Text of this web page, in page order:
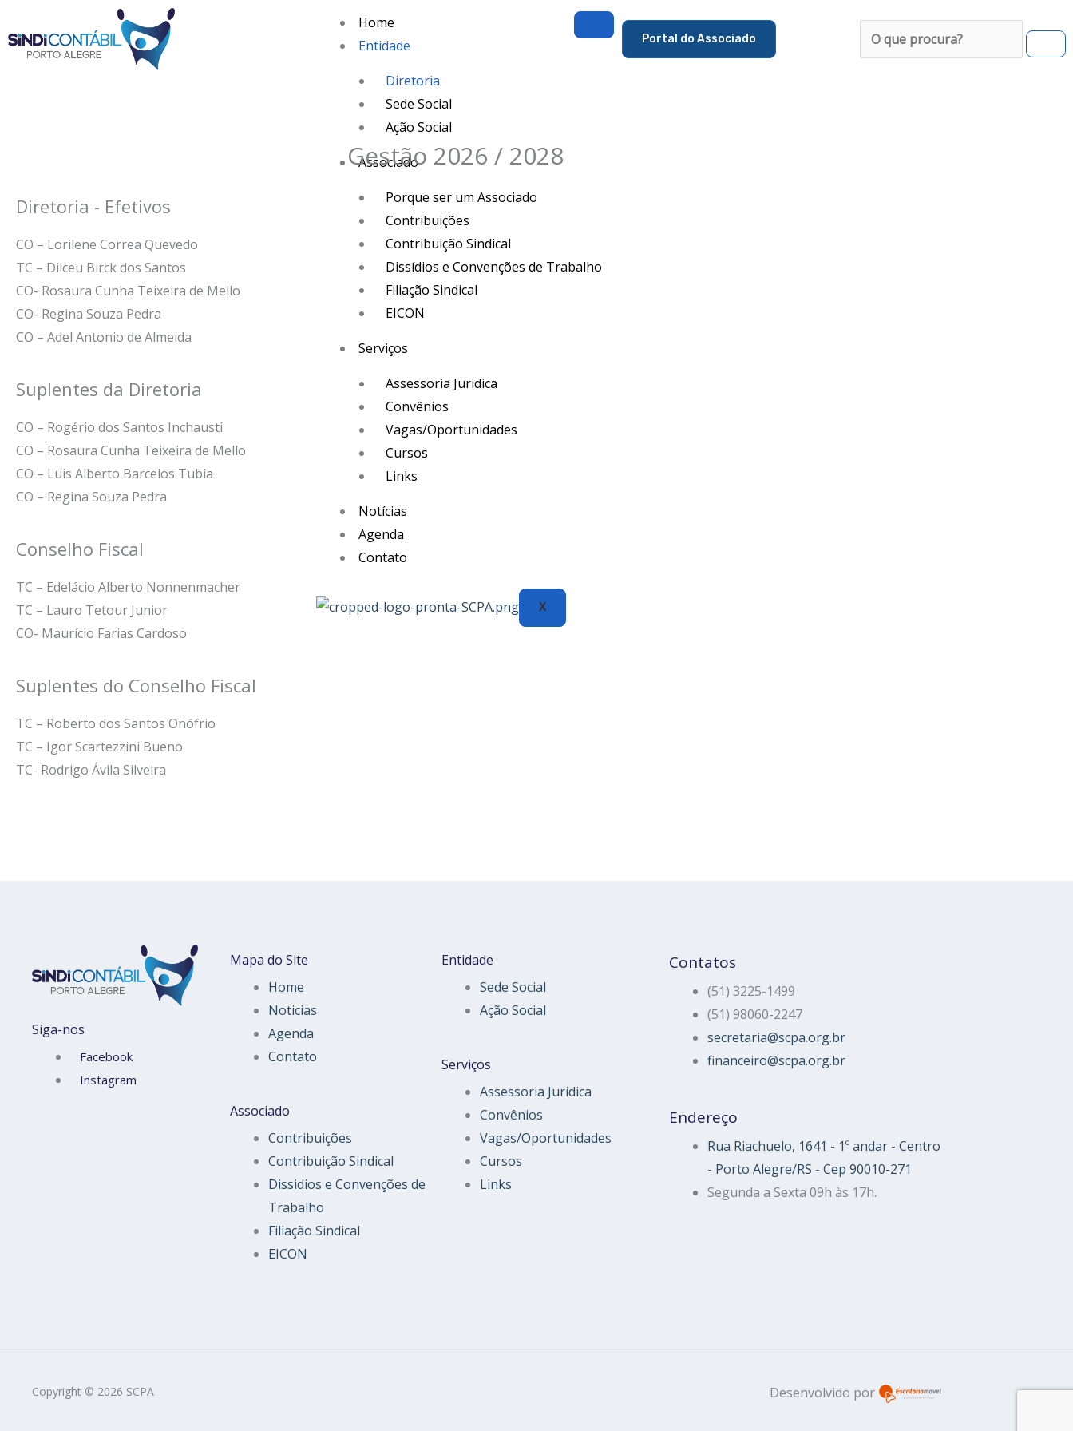
para
Home
Entidade
Diretoria
Sede Social
Ação Social
Associado
Porque ser um Associado
Contribuições
Contribuição Sindical
Dissídios e Convenções de Trabalho
Filiação Sindical
EICON
Serviços
Assessoria Juridica
Convênios
Vagas/Oportunidades
Cursos
Links
Notícias
Agenda
Contato
X
Portal do Associado Pesquisar
Gestão 2026 / 2028
Diretoria - Efetivos
CO – Lorilene Correa Quevedo
TC – Dilceu Birck dos Santos
CO- Rosaura Cunha Teixeira de Mello
CO- Regina Souza Pedra
CO – Adel Antonio de Almeida
Suplentes da Diretoria
CO – Rogério dos Santos Inchausti
CO – Rosaura Cunha Teixeira de Mello
CO – Luis Alberto Barcelos Tubia
CO – Regina Souza Pedra
Conselho Fiscal
TC – Edelácio Alberto Nonnenmacher
TC – Lauro Tetour Junior
CO- Maurício Farias Cardoso
Suplentes do Conselho Fiscal
TC – Roberto dos Santos Onófrio
TC – Igor Scartezzini Bueno
TC- Rodrigo Ávila Silveira
Siga-nos
Facebook
Instagram
Mapa do Site
Home
Noticias
Agenda
Contato
Associado
Contribuições
Contribuição Sindical
Dissidios e Convenções de
Trabalho
Filiação Sindical
EICON
Entidade
Sede Social
Ação Social
Serviços
Assessoria Juridica
Convênios
Vagas/Oportunidades
Cursos
Links
Contatos
(51) 3225-1499
(51) 98060-2247
secretaria@scpa.org.br
financeiro@scpa.org.br
Endereço
Rua Riachuelo, 1641 - 1º andar - Centro
- Porto Alegre/RS - Cep 90010-271
Segunda a Sexta 09h às 17h.
Copyright © 2026 SCPA Desenvolvido por